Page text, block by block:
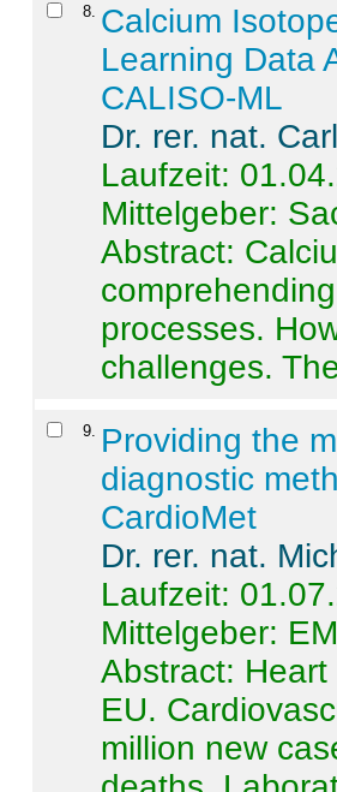
8 Calcium
Learning Data
CALISO-ML
Dr. rer. nat.
Laufzeit:
Mittelgeber:
Abstract:
processes.
challenges.
9
Providing the
diagnostic
CardioMet
Dr. rer. nat.
Laufzeit:
Mittelgeber:
Abstract:
EU.
million new